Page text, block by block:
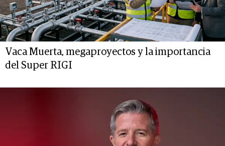
Vaca Muerta, megaproyectos y la importancia
del Super RIGI